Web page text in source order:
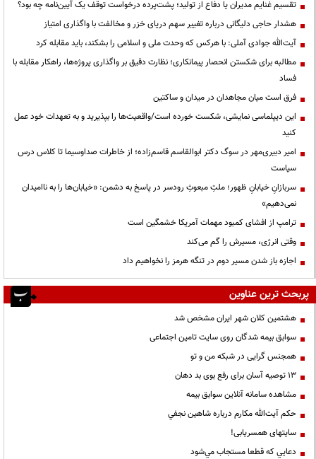
تقسیم غنایم مدیران یا دفاع از تولید؛ پشت‌پرده درخواست توقف یک آیین‌نامه چه بود؟
هشدار حاجی دلیگانی درباره تغییر سهم دریای خزر و مخالفت با واگذاری امتیاز
آیت‌الله جوادی آملی: با هرکس که وحدت ملی و اسلامی را بشکند، باید مقابله کرد
مطالبه برای شکستن انحصار پیمانکاری؛ نظارت دقیق بر واگذاری پروژه‌ها، راهکار مقابله با
فساد
فرق است میان مجاهدان در میدان و ساکتین
این دیپلماسی نمایشی، شکست خورده است/واقعیت‌ها را بپذیرید و به تعهدات خود عمل
کنید
امیر دبیری‌مهر در سوگ دکتر ابوالقاسم قاسم‌زاده؛ از خاطرات صداوسیما تا کلاس درس
سیاست
سربازانِ خیابانِ ظهور؛ ملتِ مبعوثِ رودسر در پاسخ به دشمن: «خیابان‌ها را به ناامیدان
نمی‌دهیم»
ترامپ از افشای کمبود مهمات آمریکا خشمگین است
وقتی انرژی، مسیرش را گم می‌کند
اجازه باز شدن مسیر دوم در تنگه هرمز را نخواهیم داد
پربحث ترین عناوین
هشتمین کلان شهر ایران مشخص شد
سوابق بیمه شدگان روی سایت تامین اجتماعی
همجنس گرایی در شبکه من و تو
13 توصیه آسان برای رفع بوی بد دهان
مشاهده سامانه آنلاين سوابق بیمه
حكم آيت‌الله مكارم درباره شاهين نجفي
سایتهای همسریابی!
دعايي كه قطعا مستجاب مي‌شود